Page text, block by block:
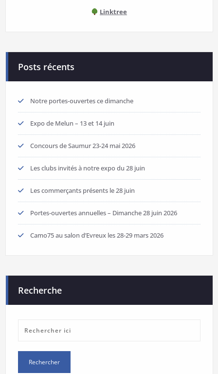
Linktree
Posts récents
Notre portes-ouvertes ce dimanche
Expo de Melun – 13 et 14 juin
Concours de Saumur 23-24 mai 2026
Les clubs invités à notre expo du 28 juin
Les commerçants présents le 28 juin
Portes-ouvertes annuelles – Dimanche 28 juin 2026
Camo75 au salon d’Evreux les 28-29 mars 2026
Recherche